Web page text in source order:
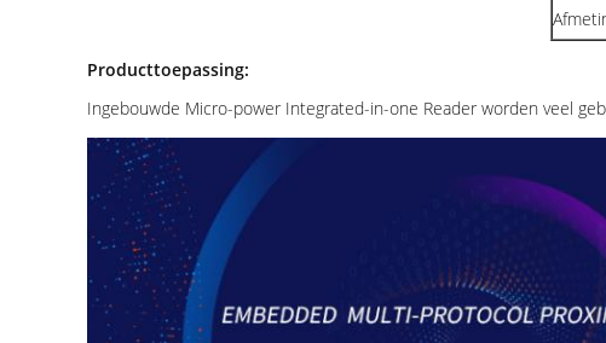
Producttoepassing:
Ingebouwde Micro-power Integrated-in-one Reader worden veel